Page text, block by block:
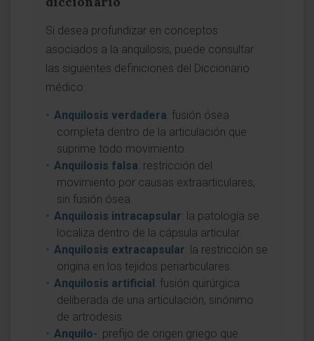
Si desea profundizar en conceptos
asociados a la anquilosis, puede consultar
las siguientes definiciones del Diccionario
médico:
Anquilosis verdadera: fusión ósea
completa dentro de la articulación que
suprime todo movimiento.
Anquilosis falsa: restricción del
movimiento por causas extraarticulares,
sin fusión ósea.
Anquilosis intracapsular: la patología se
localiza dentro de la cápsula articular.
Anquilosis extracapsular: la restricción se
origina en los tejidos periarticulares.
Anquilosis artificial: fusión quirúrgica
deliberada de una articulación, sinónimo
de artrodesis.
Anquilo-: prefijo de origen griego que